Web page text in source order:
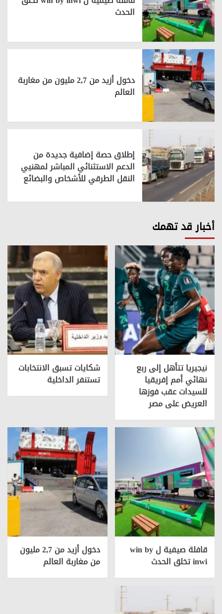
الحدث
دخول أزيد من 2,7 مليون من مغاربة
العالم
إطلاق حصة إضافية جديدة من
الدعم الاستثنائي المباشر لمهنيي
النقل الطرقي للأشخاص والبضائع
أخبار قد تهمك
نيجيريا تتأهل إلى ربع
نهائي أمم إفريقيا
للسيدات عقب فوزها
العريض على مصر
شكايات تسبق الانتخابات
تستنفر الداخلية
قافلة صيفية ل win by
inwi تخلق الحدث
دخول أزيد من 2,7 مليون
من مغاربة العالم